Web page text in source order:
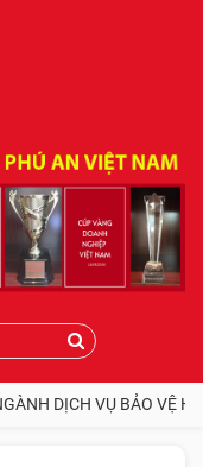
DỊCH VỤ BẢO VỆ